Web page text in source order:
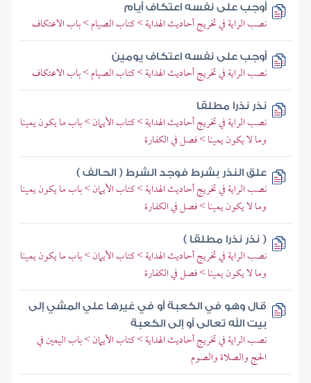
أوجب على نفسه اعتكاف أيام
نصب الراية في تخريج أحاديث الهداية > كتاب الصيام > باب الاعتكاف
أوجب على نفسه اعتكاف يومين
نصب الراية في تخريج أحاديث الهداية > كتاب الصيام > باب الاعتكاف
نذر نذرا مطلقا
نصب الراية في تخريج أحاديث الهداية > كتاب الأيمان > باب ما يكون يمينا
وما لا يكون يمينا > فصل في الكفارة
علق النذر بشرط فوجد الشرط ( الحالف )
نصب الراية في تخريج أحاديث الهداية > كتاب الأيمان > باب ما يكون يمينا
وما لا يكون يمينا > فصل في الكفارة
( نذر نذرا مطلقا )
نصب الراية في تخريج أحاديث الهداية > كتاب الأيمان > باب ما يكون يمينا
وما لا يكون يمينا > فصل في الكفارة
قال وهو في الكعبة أو في غيرها علي المشي إلى
بيت الله تعالى أو إلى الكعبة
نصب الراية في تخريج أحاديث الهداية > كتاب الأيمان > باب اليمين في
الحج والصلاة والصوم